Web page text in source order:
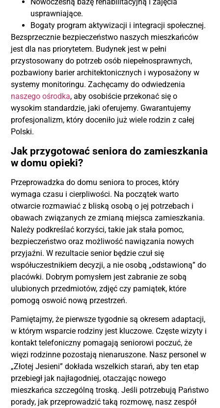
usprawniające.
Bogaty program aktywizacji i integracji społecznej.
Bezsprzecznie bezpieczeństwo naszych mieszkańców
jest dla nas priorytetem. Budynek jest w pełni
przystosowany do potrzeb osób niepełnosprawnych,
pozbawiony barier architektonicznych i wyposażony w
systemy monitoringu. Zachęcamy do odwiedzenia
naszego ośrodka, aby osobiście przekonać się o
wysokim standardzie, jaki oferujemy. Gwarantujemy
profesjonalizm, który doceniło już wiele rodzin z całej
Polski.
Jak przygotować seniora do zamieszkania
w domu opieki?
Przeprowadzka do domu seniora to proces, który
wymaga czasu i cierpliwości. Na początek warto
otwarcie rozmawiać z bliską osobą o jej potrzebach i
obawach związanych ze zmianą miejsca zamieszkania.
Należy podkreślać korzyści, takie jak stała pomoc,
bezpieczeństwo oraz możliwość nawiązania nowych
przyjaźni. W rezultacie senior będzie czuł się
współuczestnikiem decyzji, a nie osobą „odstawioną” do
placówki. Dobrym pomysłem jest zabranie ze sobą
ulubionych przedmiotów, zdjęć czy pamiątek, które
pomogą oswoić nową przestrzeń.
Pamiętajmy, że pierwsze tygodnie są okresem adaptacji,
w którym wsparcie rodziny jest kluczowe. Częste wizyty i
kontakt telefoniczny pomagają seniorowi poczuć, że
więzi rodzinne pozostają nienaruszone. Nasz personel w
„Złotej Jesieni” dokłada wszelkich starań, aby ten etap
przebiegł jak najłagodniej, otaczając nowego
mieszkańca szczególną troską. Jeśli potrzebują Państwo
porady, jak przeprowadzić taką rozmowę, nasz zespół